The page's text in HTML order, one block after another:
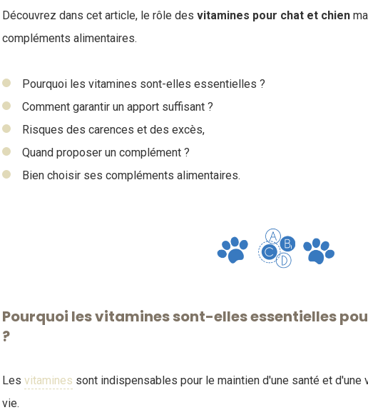
Découvrez dans cet article, le rôle des vitamines pour chat et chien
compléments alimentaires.
Pourquoi les vitamines sont-elles essentielles ?
Comment garantir un apport suffisant ?
Risques des carences et des excès,
Quand proposer un complément ?
Bien choisir ses compléments alimentaires.
Pourquoi les vitamines sont-elles essentielles
?
Les vitamines sont indispensables pour le maintien d'une santé et
vie.